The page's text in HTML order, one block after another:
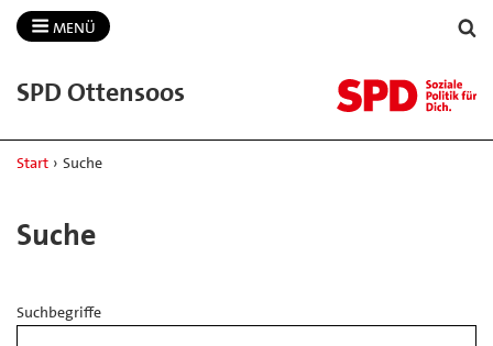
MENÜ
SPD Ottensoos
Start › Suche
Suche
Suchbegriffe